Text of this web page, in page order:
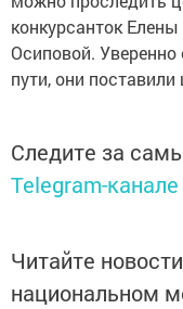
конкурсанток
Осиповой.
пути, они
Следите за
Telegram-канале
Читайте
национальном